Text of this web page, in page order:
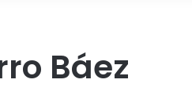
Báez